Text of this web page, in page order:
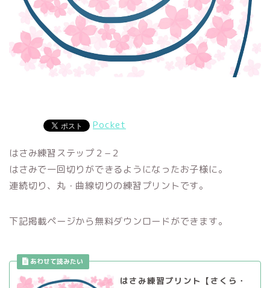
Pocket
はさみ練習ステップ２−２
はさみで一回切りができるようになったお子様に。
連続切り、丸・曲線切りの練習プリントです。
下記掲載ページから無料ダウンロードができます。
はさみ練習プリント【さくら・